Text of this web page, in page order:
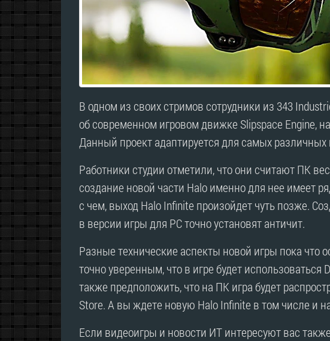
В одном из своих стримов сотрудники из 343
об современном игровом движке Slipspace Engine,
Данный проект адаптируется для самых различных
Работники студии отметили, что они считают ПК
создание новой части Halo именно для нее имеет
с чем, выход Halo Infinite произойдет чуть позже.
в версии игры для PC точно установят античит.
Разные технические аспекты новой игры пока что
точно уверенным, что в игре будет
также предположить, что на ПК игра будет
Store. А вы ждете новую Halo Infinite в том числе и
Если видеоигры и новости ИТ интересуют вас